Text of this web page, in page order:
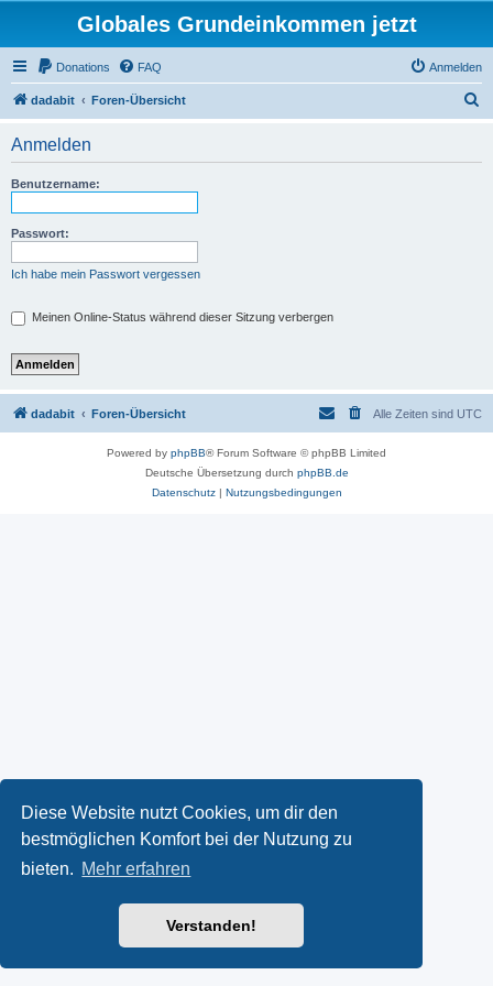
Diese Website nutzt Cookies, um dir den
bestmöglichen Komfort bei der Nutzung zu
bieten. Mehr erfahren
Verstanden!
Globales Grundeinkommen jetzt
Donations FAQ Anmelden
dadabit Foren-Übersicht
Anmelden
Benutzername:
Passwort:
Ich habe mein Passwort vergessen
Meinen Online-Status während dieser Sitzung verbergen
dadabit Foren-Übersicht Alle Zeiten sind UTC
Powered by phpBB® Forum Software © phpBB Limited
Deutsche Übersetzung durch phpBB.de
Datenschutz| Nutzungsbedingungen